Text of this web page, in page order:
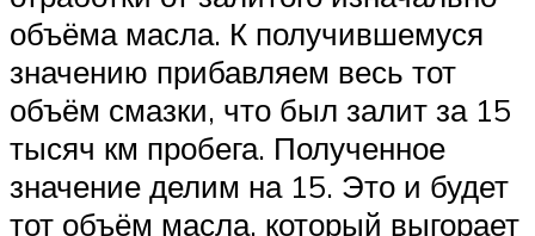
объёма масла. К получившемуся
значению прибавляем весь тот
объём смазки, что был залит за 15
тысяч км пробега. Полученное
значение делим на 15. Это и будет
тот объём масла, который выгорает